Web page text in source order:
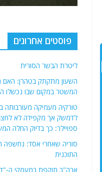
פוסטים אחרונים
ליטרת הבשר הסורית
השעון מתקתק בטהרן: האם
המשטר במקום שבו נכשלו
טורקיה מעמיקה מעורבותה
לדמשק אך מקפידה לא
ספויילר: כך בדיוק החלה
סוריה שאחרי אסד: נחשפה
התוכנית
ארה"ב תוקפת במעמקי ה-